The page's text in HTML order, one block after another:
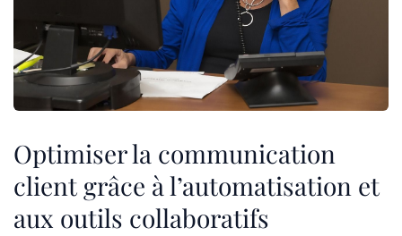
Optimiser la communication
client grâce à l’automatisation et
aux outils collaboratifs